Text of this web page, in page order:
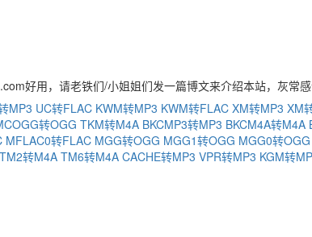
好用，请老铁们/小姐姐们发一篇博文来介绍本站，灰常感
MP3 UC转FLAC KWM转MP3 KWM转FLAC XM转MP3 XM
转OGG TKM转M4A BKCMP3转MP3 BKCM4A转M4A
MFLAC0转FLAC MGG转OGG MGG1转OGG MGG0转OGG
TM2转M4A TM6转M4A CACHE转MP3 VPR转MP3 KGM转